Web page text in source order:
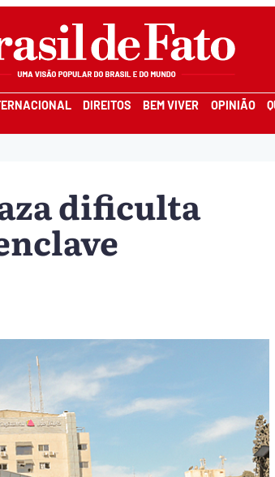
DIREITOS BEM VIVER OPINIÃO
dificulta